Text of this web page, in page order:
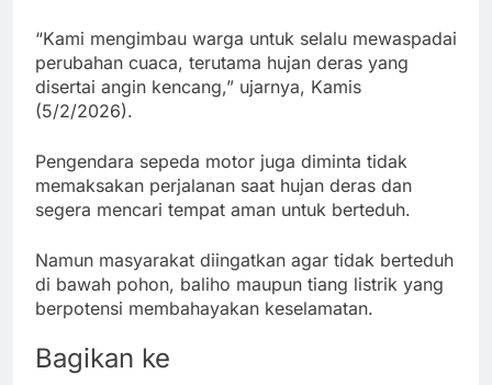
“Kami mengimbau warga untuk selalu mewaspadai
perubahan cuaca, terutama hujan deras yang
disertai angin kencang,” ujarnya, Kamis
(5/2/2026).
Pengendara sepeda motor juga diminta tidak
memaksakan perjalanan saat hujan deras dan
segera mencari tempat aman untuk berteduh.
Namun masyarakat diingatkan agar tidak berteduh
di bawah pohon, baliho maupun tiang listrik yang
berpotensi membahayakan keselamatan.
Bagikan ke